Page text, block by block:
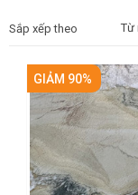
Sắp xếp theo Từ
GIẢM 90%